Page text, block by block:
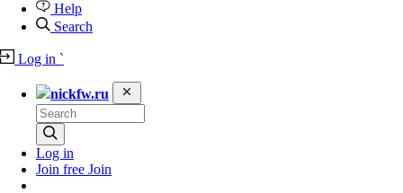
Help
Search
Log in `
nickfw.ru
Log in
Join free Join